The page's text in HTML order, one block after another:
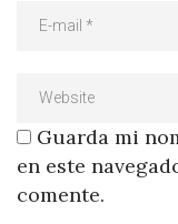
Guarda mi
en este
comente.